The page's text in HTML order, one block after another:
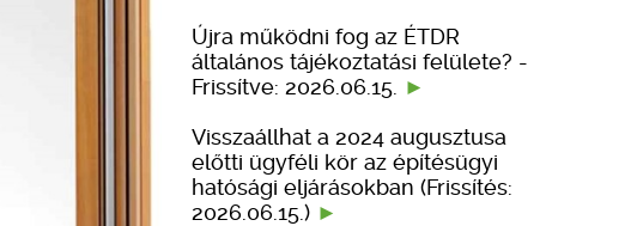
Újra működni fog az ÉTDR
általános tájékoztatási felülete? -
Frissítve: 2026.06.15.
Visszaállhat a 2024 augusztusa
előtti ügyféli kör az építésügyi
hatósági eljárásokban (Frissítés:
2026.06.15.)